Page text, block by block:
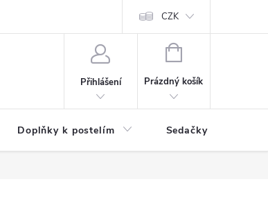
Podmínky ochrany osobních údajů
CZK
Přihlášení
NÁKUPNÍ
Prázdný košík
Doplňky k postelím Sedačky